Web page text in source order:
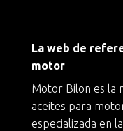
La web de
motor
Motor Bilon es la
aceites para
especializada en